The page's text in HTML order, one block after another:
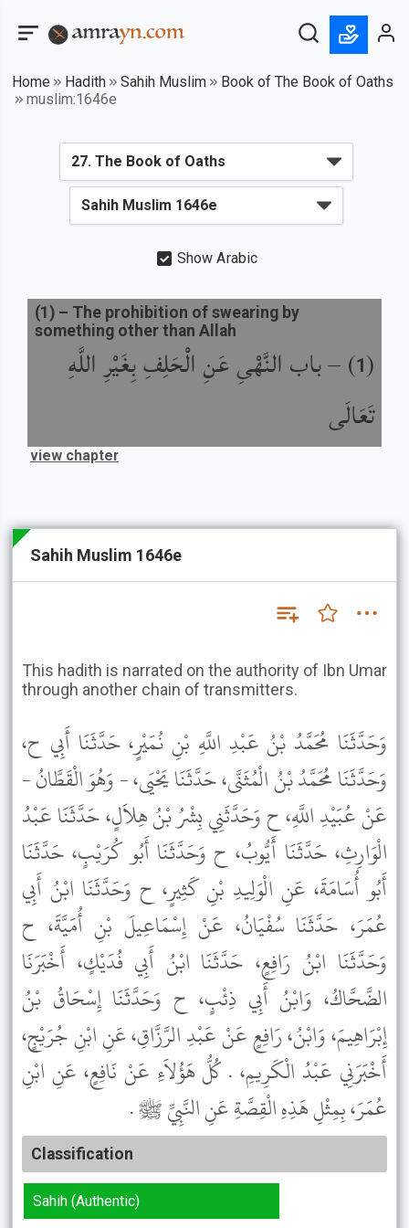
Home Hadith Sahih Muslim
Book of The Book of Oaths
muslim:1646e
Show Arabic
(
1
) –باب النَّهْىِ عَنِ الْحَلِفِ بِغَيْرِ اللَّهِ
تَعَالَى
(1 ) – The prohibition of swearing by
something other than Allah
view chapter
Sahih Muslim 1646e
This hadith is narrated on the authority of Ibn Umar
through another chain of transmitters.
وَحَدَّثَنَا مُحَمَّدُ بْنُ عَبْدِ اللَّهِ بْنِ نُمَيْرٍ، حَدَّثَنَا أَبِي ح،
وَحَدَّثَنَا مُحَمَّدُ بْنُ الْمُثَنَّى، حَدَّثَنَا يَحْيَى، - وَهُوَ الْقَطَّانُ -
عَنْ عُبَيْدِ اللَّهِ، ح وَحَدَّثَنِي بِشْرُ بْنُ هِلاَلٍ، حَدَّثَنَا عَبْدُ
الْوَارِثِ، حَدَّثَنَا أَيُّوبُ، ح وَحَدَّثَنَا أَبُو كُرَيْبٍ، حَدَّثَنَا
أَبُو أُسَامَةَ، عَنِ الْوَلِيدِ بْنِ كَثِيرٍ، ح وَحَدَّثَنَا ابْنُ أَبِي
عُمَرَ، حَدَّثَنَا سُفْيَانُ، عَنْ إِسْمَاعِيلَ بْنِ أُمَيَّةَ، ح
وَحَدَّثَنَا ابْنُ رَافِعٍ، حَدَّثَنَا ابْنُ أَبِي فُدَيْكٍ، أَخْبَرَنَا
الضَّحَّاكُ، وَابْنُ أَبِي ذِئْبٍ، ح وَحَدَّثَنَا إِسْحَاقُ بْنُ
إِبْرَاهِيمَ، وَابْنُ، رَافِعٍ عَنْ عَبْدِ الرَّزَّاقِ، عَنِ ابْنِ جُرَيْجٍ،
أَخْبَرَنِي عَبْدُ الْكَرِيمِ، . كُلُّ هَؤُلاَءِ عَنْ نَافِعٍ، عَنِ ابْنِ
عُمَرَ، بِمِثْلِ هَذِهِ الْقِصَّةِ عَنِ النَّبِيِّ ﷺ .
Classification
Sahih (Authentic)